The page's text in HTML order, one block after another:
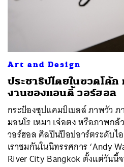
Art and Design
ประชาธิปไตยในขวดโค้
งานของแอนดี้ วอร์ฮอล
กระป๋องซุปแคมป์เบลล์ ภาพวัว
มอนโร เหมา เจ๋อตง หรือภาพก
วอร์ฮอล ศิลปินป๊อปอาร์ตระดับ
เราชมกันในนิทรรศการ ‘Andy
River City Bangkok ตั้งแต่วัน